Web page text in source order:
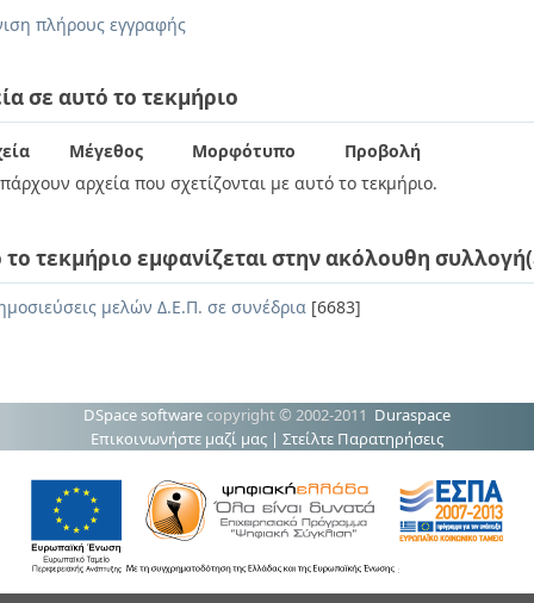
πλήρους εγγραφής
σε αυτό το τεκμήριο
Μέγεθος Μορφότυπο
Προβολή
αρχεία που σχετίζονται με αυτό το τεκμήριο.
το τεκμήριο εμφανίζεται στην ακόλουθη
μελών Δ.Ε.Π. σε συνέδρια [6683]
DSpace software copyright © 2002-2011 Duraspace
Επικοινωνήστε μαζί μας | Στείλτε Παρατηρήσεις